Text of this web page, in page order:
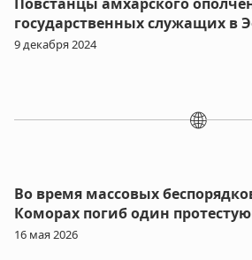
государственных служащих в
9 декабря 2024
🌐
Во время массовых
Коморах погиб один
16 мая 2026